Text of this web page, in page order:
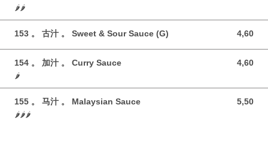
🌶️🌶️
153 。 古汁 。 Sweet & Sour Sauce (G) 4,60
4,60 GBP
154 。 加汁 。 Curry Sauce 4,60
4,60 GBP
🌶️
155 。 马汁 。 Malaysian Sauce 5,50
5,50 GBP
🌶️🌶️🌶️